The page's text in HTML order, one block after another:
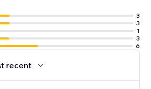
3
3
1
3
6
recent